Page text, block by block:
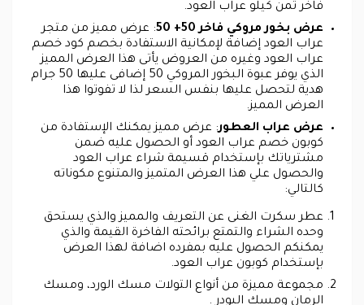
فاخر ثمن كيلو عراب العود.
عرض بخور مروكي فاخر 50+ 50
: عرض مميز من متجر
عراب العود إضافة لإمكانية الاستفادة بخصم كود خصم
عراب العود وغيره من العروض يأتى هذا العرض المميز
الذي يوفر عبوة البخور المروكي 50 إضافى عليها 50 جرام
هدية لتحصل عليها بنفس السعر لذا لا تفوتوا هذا
العرض المميز.
عرض عراب العطور: عرض مميز يمكنك الإستفادة من
كوبون خصم عراب العود أو الحصول عليه ضمن
مشترياتك بإستخدام قسيمة شراء عراب العود
والحصول علي هذا العرض المتميز والمتنوع مكوناته
كالتالي:
عطر سكرت الغنى عن التعريف والمميز والذي يستحق
وحده الشراء والتمتع برائحته الفاخرة القيمة والذي
يمكنكم الحصول عليه بمفرده اضافة لهذا العرض
بإستخدام كوبون عراب العود.
مجموعة مميزة من أنواع التولات مسك الورد، ومسك
الرمان ومسك البودر .